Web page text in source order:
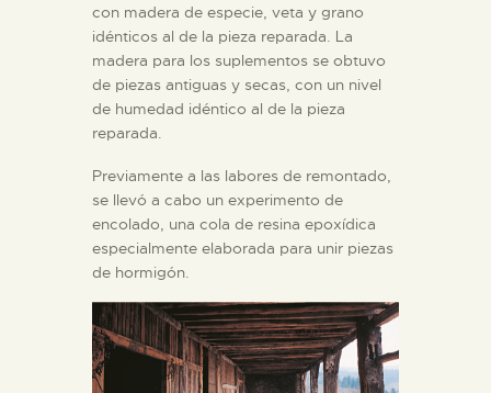
con madera de especie, veta y grano
idénticos al de la pieza reparada. La
madera para los suplementos se obtuvo
de piezas antiguas y secas, con un nivel
de humedad idéntico al de la pieza
reparada.
Previamente a las labores de remontado,
se llevó a cabo un experimento de
encolado, una cola de resina epoxídica
especialmente elaborada para unir piezas
de hormigón.